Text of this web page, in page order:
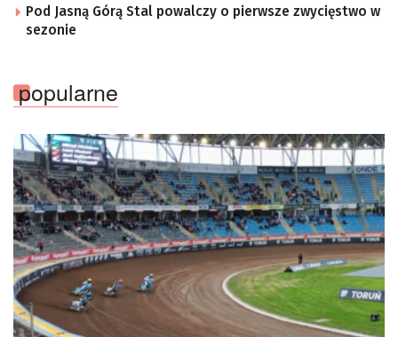
Pod Jasną Górą Stal powalczy o pierwsze zwycięstwo w
sezonie
popularne